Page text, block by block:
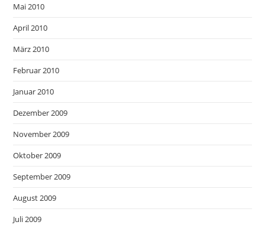
Mai 2010
April 2010
März 2010
Februar 2010
Januar 2010
Dezember 2009
November 2009
Oktober 2009
September 2009
August 2009
Juli 2009